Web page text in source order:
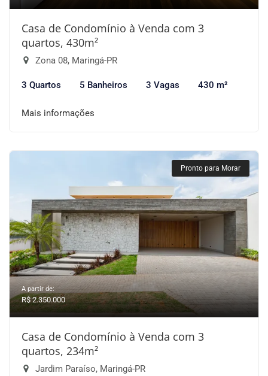
Casa de Condomínio à Venda com 3
quartos, 430m²
Zona 08, Maringá-PR
3 Quartos 5 Banheiros 3 Vagas 430 m²
Mais informações
Pronto para Morar
A partir de:
R$ 2.350.000
Casa de Condomínio à Venda com 3
quartos, 234m²
Jardim Paraíso, Maringá-PR